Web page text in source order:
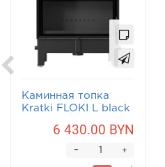
Каминная топка
Kratki FLOKI L black
6 430.00 BYN
+
-